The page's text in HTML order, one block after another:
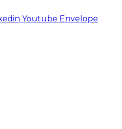
Youtube Envelope